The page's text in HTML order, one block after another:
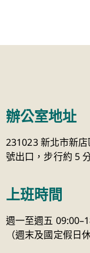
辦公室地址
231023 新北市新
號出口，步行約 5 分
上班時間
週一至週五
（週末及國定假日休